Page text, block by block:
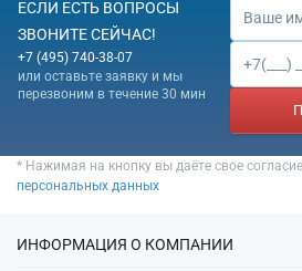
93.11
ЕСЛИ ЕСТЬ ВОПРОСЫ
ЗВОНИТЕ СЕЙЧАС!
+7 (495) 740-38-07
или оставьте заявку и мы
перезвоним в течение 30 мин
* Нажимая на кнопку вы даёте свое
персональных данных
ИНФОРМАЦИЯ О КОМПАНИИ